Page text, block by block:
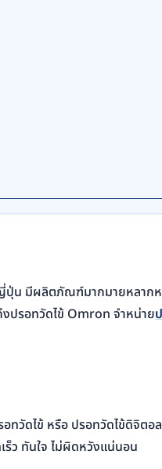
มีผลิตภัณฑ์มากมายหลากห
ปรอทวัดไข้ Omron จำหน่าย
ทวัดไข้ หรือ ปรอทวัดไข้ดิจิต
ว ทันใจ ไม่ผิดหวังแน่นอน